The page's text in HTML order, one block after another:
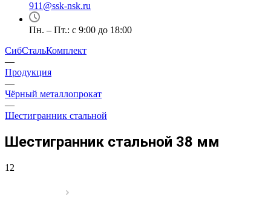
911@ssk-nsk.ru
Пн. – Пт.: с 9:00 до 18:00
СибСтальКомплект
—
Продукция
—
Чёрный металлопрокат
—
Шестигранник стальной
Шестигранник стальной 38 мм
12